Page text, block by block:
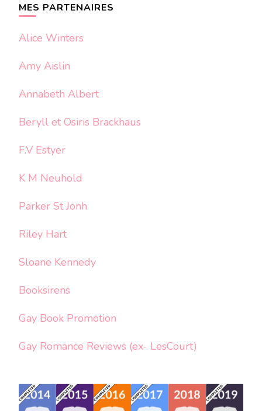
MES PARTENAIRES
Alice Winters
Amy Aislin
Annabeth Albert
Beryll et Osiris Brackhaus
F.V Estyer
K M Neuhold
Parker St Jonh
Riley Hart
Sloane Kennedy
Booksirens
Gay Book Promotion
Gay Romance Reviews (ex- LesCourt)